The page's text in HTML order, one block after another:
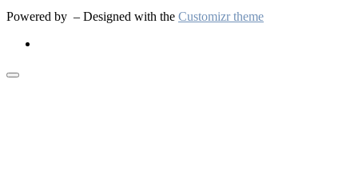
Powered by – Designed with the Customizr theme